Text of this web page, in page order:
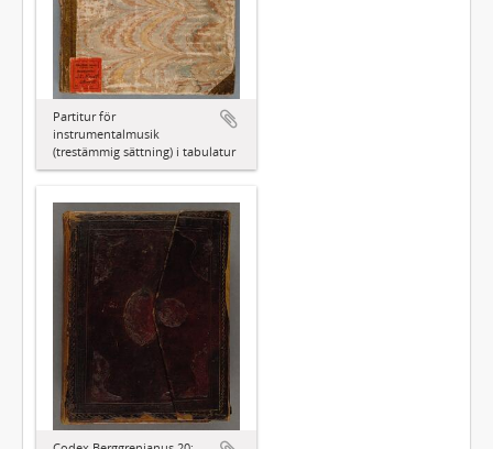
Partitur för
instrumentalmusik
(trestämmig sättning) i tabulatur